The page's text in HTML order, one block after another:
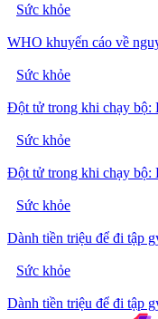
Sức khỏe
WHO khuyến cáo về
Sức khỏe
Đột tử trong khi chạy bộ:
Sức khỏe
Đột tử trong khi chạy bộ:
Sức khỏe
Dành tiền triệu để đi tập
Sức khỏe
Dành tiền triệu để đi tập